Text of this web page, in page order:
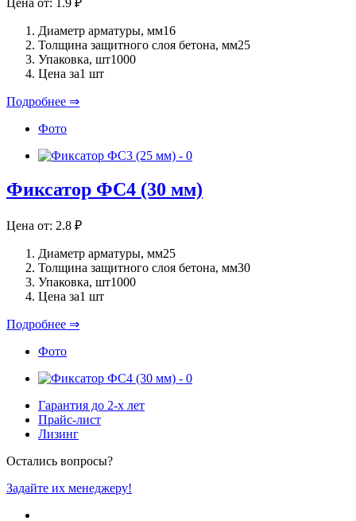
Цена от: 1.9 ₽
Диаметр арматуры, мм16
Толщина защитного слоя бетона, мм25
Упаковка, шт1000
Цена за1 шт
Подробнее ⇒
Фото
Фиксатор ФС4 (30 мм)
Цена от: 2.8 ₽
Диаметр арматуры, мм25
Толщина защитного слоя бетона, мм30
Упаковка, шт1000
Цена за1 шт
Подробнее ⇒
Фото
Гарантия до 2-х лет
Прайс-лист
Лизинг
Остались вопросы?
Задайте их менеджеру!